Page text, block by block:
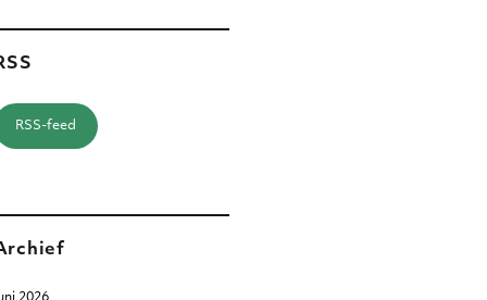
RSS-feed